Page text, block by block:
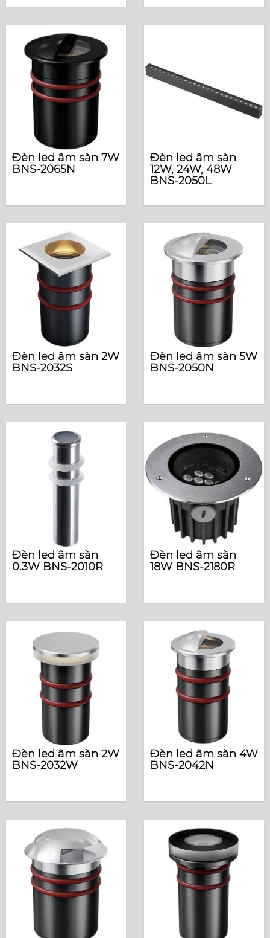
Đèn led âm sàn 7W
BNS-2065N
Đèn led âm sàn
12W, 24W, 48W
BNS-2050L
Đèn led âm sàn 2W
BNS-2032S
Đèn led âm sàn 5W
BNS-2050N
Đèn led âm sàn
0.3W BNS-2010R
Đèn led âm sàn
18W BNS-2180R
Đèn led âm sàn 2W
BNS-2032W
Đèn led âm sàn 4W
BNS-2042N